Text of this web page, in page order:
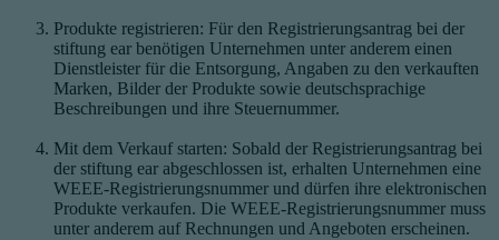
Produkte registrieren: Für den Registrierungsantrag bei der
stiftung ear benötigen Unternehmen unter anderem einen
Dienstleister für die Entsorgung, Angaben zu den verkauften
Marken, Bilder der Produkte sowie deutschsprachige
Beschreibungen und ihre Steuernummer.
Mit dem Verkauf starten: Sobald der Registrierungsantrag bei
der stiftung ear abgeschlossen ist, erhalten Unternehmen eine
WEEE-Registrierungsnummer und dürfen ihre elektronischen
Produkte verkaufen. Die WEEE-Registrierungsnummer muss
unter anderem auf Rechnungen und Angeboten erscheinen.